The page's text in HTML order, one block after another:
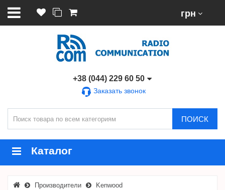
грн
+38 (044) 229 60 50
Заказать звонок
ПОИСК
Каталог
Производители Kenwood